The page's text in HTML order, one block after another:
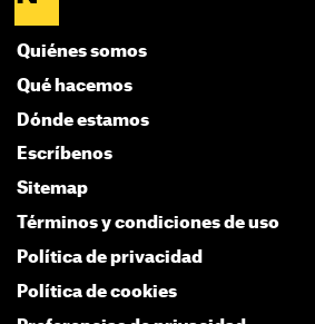
Quiénes somos
Qué hacemos
Dónde estamos
Escríbenos
Sitemap
Términos y condiciones de uso
Política de privacidad
Política de cookies